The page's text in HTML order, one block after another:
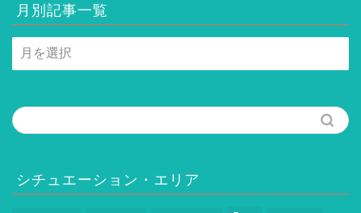
月別記事一覧
月
別
一
覧
シチュエーション・エリア